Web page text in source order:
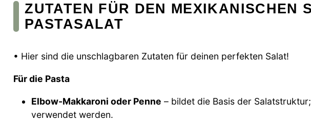
ZUTATEN FÜR DEN MEXIKANISCHEN
ASTASALAT
• Hier sind die unschlagbaren Zutaten für deinen perfekten Salat!
Für die Pasta
Elbow-Makkaroni oder Penne – bildet die Basis der
verwendet werden.